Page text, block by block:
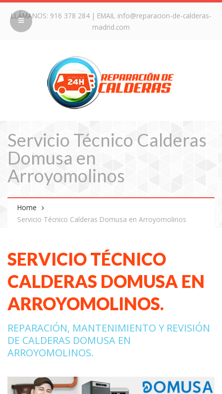
LLÁMANOS: 916 378 284| EMAIL info@reparacion-de-calderas-
madrid.com
Servicio Técnico Calderas
Domusa en
Arroyomolinos
Home
Servicio Técnico Calderas Domusa en Arroyomolinos
SERVICIO TÉCNICO
CALDERAS DOMUSA EN
ARROYOMOLINOS.
REPARACIÓN, MANTENIMIENTO Y REVISIÓN
DE CALDERAS DOMUSA EN
ARROYOMOLINOS.